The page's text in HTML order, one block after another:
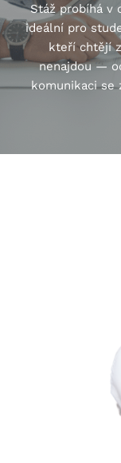
Stáž probíhá v
ideální pro
kteří chtějí
nenajdou —
komunikaci se